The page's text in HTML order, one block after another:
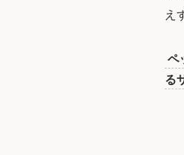
え
ペ
る